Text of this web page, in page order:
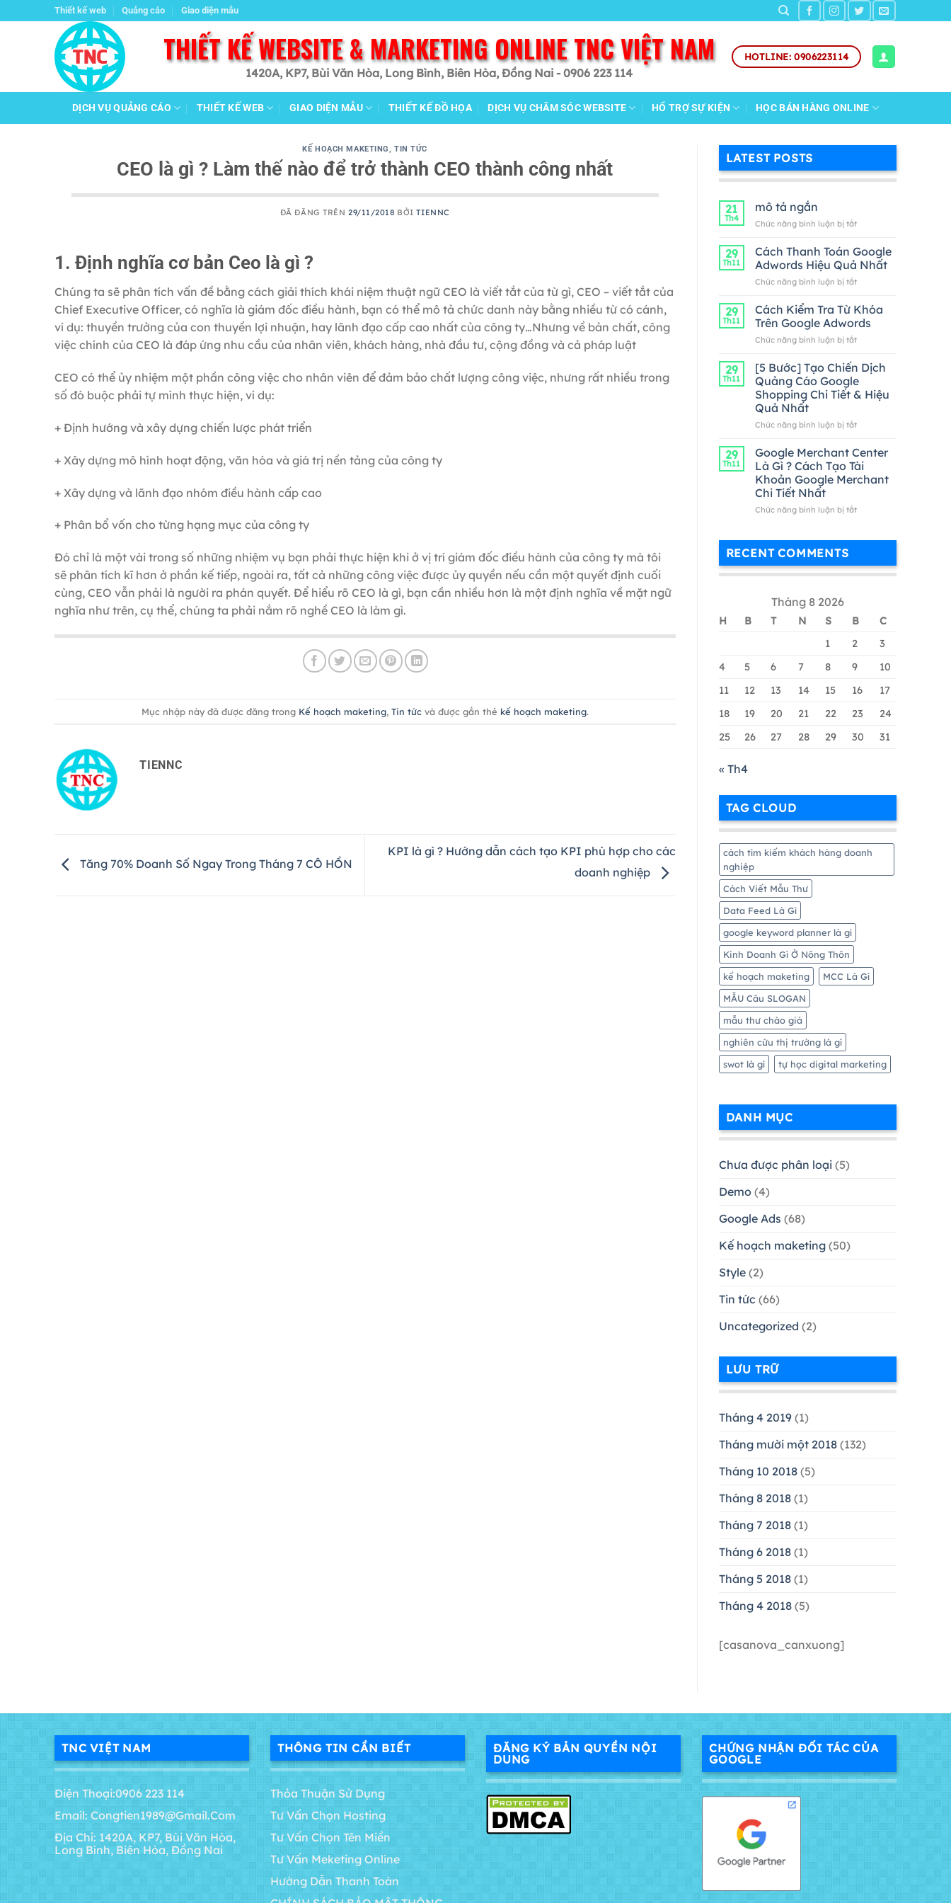
đến
Thiết kế web Quảng cáo Giao diện mẫu
THIẾT KẾ WEBSITE & MARKETING ONLINE TNC VIỆT NAM
1420A, KP7, Bùi Văn Hòa, Long Bình, Biên Hòa, Đồng Nai - 0906 223 114
HOTLINE: 0906223114
DỊCH VỤ QUẢNG CÁO THIẾT KẾ WEB GIAO DIỆN MẪU THIẾT KẾ ĐỒ HỌA DỊCH VỤ CHĂM SÓC WEBSITE HỔ TRỢ SỰ KIỆN HỌC BÁN HÀNG ONLINE
KẾ HOẠCH MAKETING,TIN TỨC
CEO là gì ? Làm thế nào để trở thành CEO thành công nhất
ĐÃ ĐĂNG TRÊN 29/11/2018 BỞITIENNC
1. Định nghĩa cơ bản Ceo là gì ?
Chúng ta sẽ phân tích vấn đề bằng cách giải thích khái niệm thuật ngữ CEO là viết tắt của từ gì, CEO – viết tắt của
Chief Executive Officer, có nghĩa là giám đốc điều hành, bạn có thể mô tả chức danh này bằng nhiều từ có cánh,
ví dụ: thuyền trưởng của con thuyền lợi nhuận, hay lãnh đạo cấp cao nhất của công ty…Nhưng về bản chất, công
việc chính của CEO là đáp ứng nhu cầu của nhân viên, khách hàng, nhà đầu tư, cộng đồng và cả pháp luật
CEO có thể ủy nhiệm một phần công việc cho nhân viên để đảm bảo chất lượng công việc, nhưng rất nhiều trong
số đó buộc phải tự mình thực hiện, ví dụ:
+ Định hướng và xây dựng chiến lược phát triển
+ Xây dựng mô hình hoạt động, văn hóa và giá trị nền tảng của công ty
+ Xây dựng và lãnh đạo nhóm điều hành cấp cao
+ Phân bổ vốn cho từng hạng mục của công ty
Đó chỉ là một vài trong số những nhiệm vụ bạn phải thực hiện khi ở vị trí giám đốc điều hành của công ty mà tôi
sẽ phân tích kĩ hơn ở phần kế tiếp, ngoài ra, tất cả những công việc được ủy quyền nếu cần một quyết định cuối
cùng, CEO vẫn phải là người ra phán quyết. Để hiểu rõ CEO là gì, bạn cần nhiều hơn là một định nghĩa về mặt ngữ
nghĩa như trên, cụ thể, chúng ta phải nắm rõ nghề CEO là làm gì.
Mục nhập này đã được đăng trong Kế hoạch maketing, Tin tứcvà được gắn thẻ kế hoạch maketing.
TIENNC
Tăng 70% Doanh Số Ngay Trong Tháng 7 CÔ HỒN
KPI là gì ? Hướng dẫn cách tạo KPI phù hợp cho các
doanh nghiệp
LATEST POSTS
21
Th4
mô tả ngắn
Chức năng bình luận bị tắtở
tả
ngắn
29
Th11
Cách Thanh Toán Google
Adwords Hiệu Quả Nhất
Chức năng bình luận bị tắtở
Thanh
Toán
Google
Adwords
Quả
Nhất
29
Th11
Cách Kiểm Tra Từ Khóa
Trên Google Adwords
Chức năng bình luận bị tắtở
Kiểm
Tra
Từ
Khóa
Google
29
Th11
[5 Bước] Tạo Chiến Dịch
Quảng Cáo Google
Shopping Chi Tiết & Hiệu
Quả Nhất
Chức năng bình luận bị tắtở
Bước]
Tạo
Chiến
Dịch
Cáo
&
29
Th11
Google Merchant Center
Là Gì ? Cách Tạo Tài
Khoản Google Merchant
Chi Tiết Nhất
Chức năng bình luận bị tắtở
Gì
Tài
Google
Chi
Nhất
RECENT COMMENTS
Tháng 8 2026
H B T N S B
C
1
2
3
4
5 6 7 8 9
10
11
12 13 14 15 16
17
18
19 20 21 22 23
24
25
26 27 28 29 30 31
« Th4
TAG CLOUD
cách tìm kiếm khách hàng doanh
nghiệp
Cách Viết Mẫu Thư
Data Feed Là Gì
google keyword planner là gì
Kinh Doanh Gì Ở Nông Thôn
kế hoạch maketing
MCC Là Gì
MẪU Câu SLOGAN
mẫu thư chào giá
nghiên cứu thị trường là gì
swot là gì
tự học digital marketing
DANH MỤC
Chưa được phân loại(5)
Demo(4)
Google Ads (68)
Kế hoạch maketing(50)
Style(2)
Tin tức (66)
Uncategorized (2)
LƯU TRỮ
Tháng 4 2019(1)
Tháng mười một 2018(132)
Tháng 10 2018(5)
Tháng 8 2018(1)
Tháng 7 2018(1)
Tháng 6 2018(1)
Tháng 5 2018(1)
Tháng 4 2018(5)
[casanova_canxuong]
TNC VIỆT NAM
Điện Thoại:0906 223 114
Email: Congtien1989@gmail.com
Địa Chỉ: 1420A, KP7, Bùi Văn Hòa,
Long Bình, Biên Hòa, Đồng Nai
THÔNG TIN CẦN BIẾT
Thỏa Thuận Sử Dụng
Tư Vấn Chọn Hosting
Tư Vấn Chọn Tên Miền
Tư Vấn Meketing Online
Hướng Dẫn Thanh Toán
ĐĂNG KÝ BẢN QUYỀN NỘI
DUNG
CHỨNG NHẬN ĐỐI TÁC CỦA
GOOGLE